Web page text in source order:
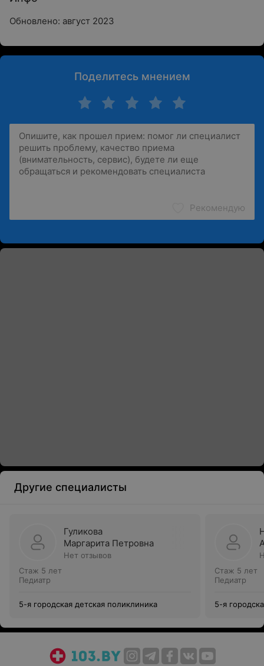
Обновлено: август 2023
Поделитесь мнением
Рекомендую
Другие специалисты
Гуликова
Маргарита Петровна
Нет отзывов
Стаж 5 лет
Педиатр
5-я городская детская поликлиника
Стаж 5 лет
Педиатр
5-я